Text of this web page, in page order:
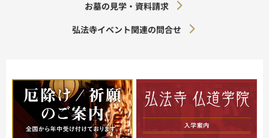
お墓の見学・資料請求
弘法寺イベント関連の問合せ